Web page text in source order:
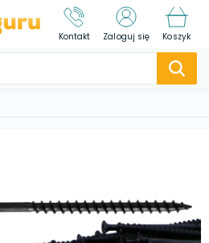
Kontakt Zaloguj się Koszyk